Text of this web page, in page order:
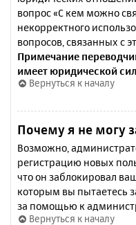
вопрос «С кем можно
некорректного
вопросов, связанных с
Примечание
имеет юридической
Вернуться к началу
Почему я не могу
Возможно,
регистрацию новых
что он заблокировал
которым вы пытаетесь
за помощью к
Вернуться к началу